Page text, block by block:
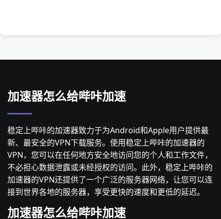
加速器怎么给哔咔加速
稳定上哔咔的加速器致力于为Android和Apple用户提供最
新、最安全的VPN下载服务。使用稳定上哔咔的加速器的
VPN，您可以在任何地方安全地访问您的个人和工作文件，
不必担心数据泄露或未经授权的访问。此外，稳定上哔咔的
加速器的VPN还提供了一个广泛的服务器网络，让您可以连
接到世界各地的服务器，享受更快的速度和更低的延迟。
加速器怎么给哔咔加速